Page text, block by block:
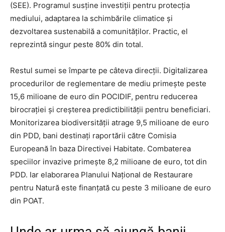
(SEE). Programul susține investiții pentru protecția
mediului, adaptarea la schimbările climatice și
dezvoltarea sustenabilă a comunităților. Practic, el
reprezintă singur peste 80% din total.
Restul sumei se împarte pe câteva direcții. Digitalizarea
procedurilor de reglementare de mediu primește peste
15,6 milioane de euro din POCIDIF, pentru reducerea
birocrației și creșterea predictibilității pentru beneficiari.
Monitorizarea biodiversității atrage 9,5 milioane de euro
din PDD, bani destinați raportării către Comisia
Europeană în baza Directivei Habitate. Combaterea
speciilor invazive primește 8,2 milioane de euro, tot din
PDD. Iar elaborarea Planului Național de Restaurare
pentru Natură este finanțată cu peste 3 milioane de euro
din POAT.